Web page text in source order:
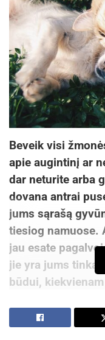
Beveik visi
apie augintinį ar
dar neturite arba
dovana antrai
jums sąrašą
tiesiog namuose.
jau esate
jie yra jums
būdui,
pasidomėti.